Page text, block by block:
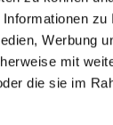
Werbung
mit
die sie im
4 GB INTEL
Arc A310
Sparkle ECO
4GB
768 Shader,
GDDR6 124